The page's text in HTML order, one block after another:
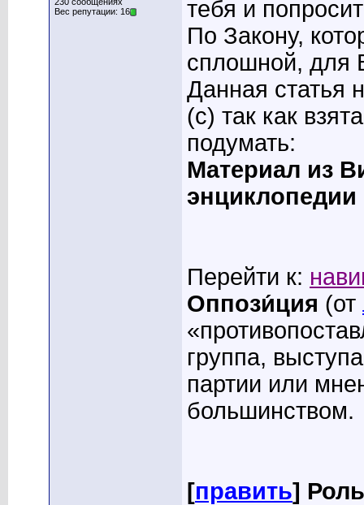
Вес репутации: 16
тебя и
По Закону,
сплошной, для
Данная статья
(с) так как
подумать:
Материал из
энциклопедии
Перейти к:
Оппози́ция (от
группа,
партии или
большинством.
[править]